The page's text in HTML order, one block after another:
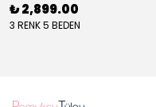
₺ 2,899.00
3 RENK 5 BEDEN